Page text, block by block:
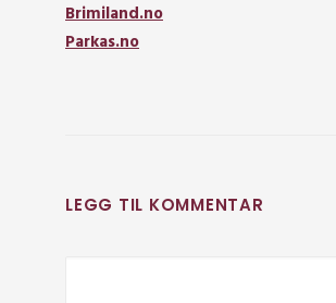
Brimiland.no
Parkas.no
LEGG TIL KOMMENTAR